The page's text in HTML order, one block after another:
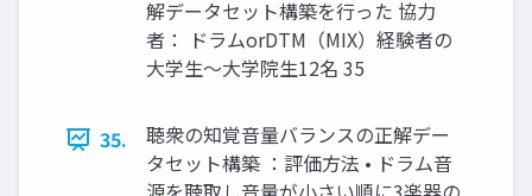
解データセット構築を行った 協力
者： ドラムorDTM（MIX）経験者の
大学生〜大学院生12名 35
35.
聴衆の知覚音量バランスの正解デー
タセット構築 ：評価方法 • ドラム音